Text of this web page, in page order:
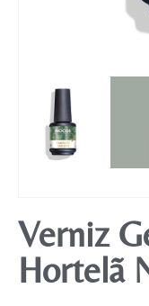
Verniz
Hortelã